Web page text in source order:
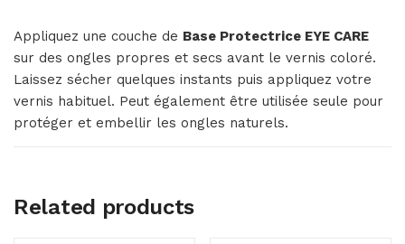
Appliquez une couche de Base Protectrice EYE CARE
sur des ongles propres et secs avant le vernis coloré.
Laissez sécher quelques instants puis appliquez votre
vernis habituel. Peut également être utilisée seule pour
protéger et embellir les ongles naturels.
Related products